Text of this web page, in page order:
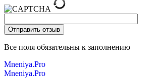
Все поля обязательны к заполнению
Mneniya.Pro
Mneniya.Pro